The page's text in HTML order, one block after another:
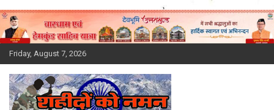
Skip
to
content
Friday, August 7, 2026